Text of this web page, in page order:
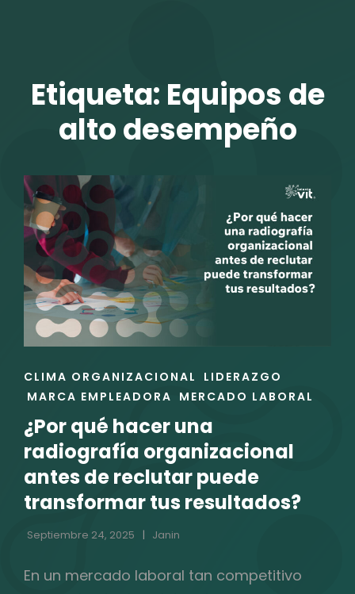
Etiqueta: Equipos de
alto desempeño
ENLACES
DE
CATEGORÍAS
CLIMA ORGANIZACIONAL
LIDERAZGO
MARCA EMPLEADORA MERCADO LABORAL
¿Por qué hacer una
radiografía organizacional
antes de reclutar puede
transformar tus resultados?
Septiembre 24, 2025 Janin
En un mercado laboral tan competitivo